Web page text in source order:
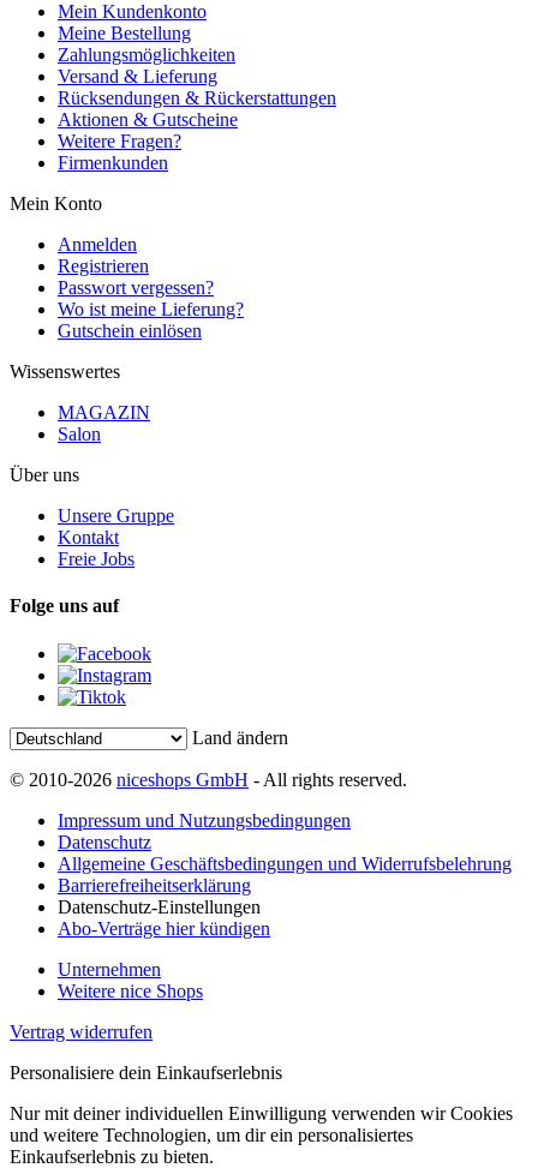
Mein Kundenkonto
Meine Bestellung
Zahlungsmöglichkeiten
Versand & Lieferung
Rücksendungen & Rückerstattungen
Aktionen & Gutscheine
Weitere Fragen?
Firmenkunden
Mein Konto
Anmelden
Registrieren
Passwort vergessen?
Wo ist meine Lieferung?
Gutschein einlösen
Wissenswertes
MAGAZIN
Salon
Über uns
Unsere Gruppe
Kontakt
Freie Jobs
Folge uns auf
Land ändern
© 2010-2026 niceshops GmbH - All rights reserved.
Impressum und Nutzungsbedingungen
Datenschutz
Allgemeine Geschäftsbedingungen und Widerrufsbelehrung
Barrierefreiheitserklärung
Datenschutz-Einstellungen
Abo-Verträge hier kündigen
Unternehmen
Weitere nice Shops
Vertrag widerrufen
Personalisiere dein Einkaufserlebnis
Nur mit deiner individuellen Einwilligung verwenden wir Cookies
und weitere Technologien, um dir ein personalisiertes
Einkaufserlebnis zu bieten.